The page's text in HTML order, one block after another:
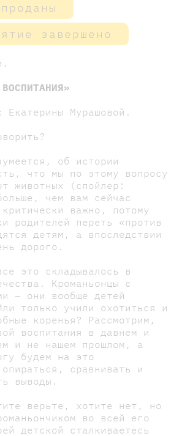
завершено
Екатерины Мурашовой.
об истории
что мы по этому вопросу
животных (спойлер:
чем вам сейчас
важно, потому
родителей переть «против
детям, а впоследствии
дорого.
это складывалось в
Кроманьонцы с
– они вообще детей
только учили охотиться и
коренья? Рассмотрим,
воспитания в давнем и
и не нашем прошлом, а
будем на это
опираться, сравнивать и
выводы.
верьте, хотите нет, но
во всей его
детской сталкиваетесь